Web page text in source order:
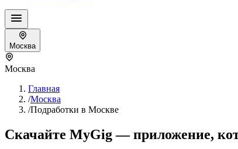
Москва
Москва
Главная
/Москва
/Подработки в Москве
Скачайте MyGig — приложение,